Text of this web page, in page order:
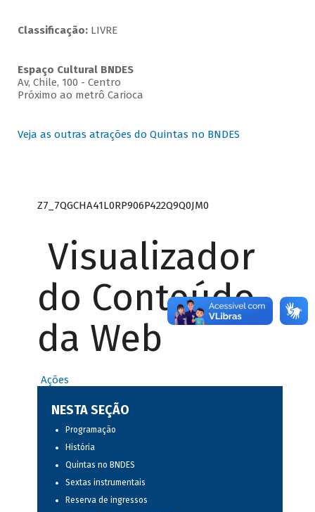
Classificação: LIVRE
Espaço Cultural BNDES
Av, Chile, 100 - Centro
Próximo ao metrô Carioca
Veja as outras atrações do Quintas no BNDES
Z7_7QGCHA41L0RP906P422Q9Q0JM0
Visualizador
do Conteúdo
da Web
Ações
NESTA SEÇÃO
Programação
História
Quintas no BNDES
Sextas instrumentais
Reserva de ingressos